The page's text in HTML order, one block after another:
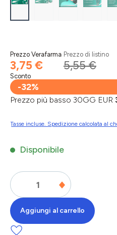
Prezzo Verafarma
3,75 €
Prezzo di listino
5,55 €
Sconto
-32%
Prezzo più basso 30GG EUR
Tasse incluse. Spedizione calcolata al
Disponibile
Aggiungi al carrello